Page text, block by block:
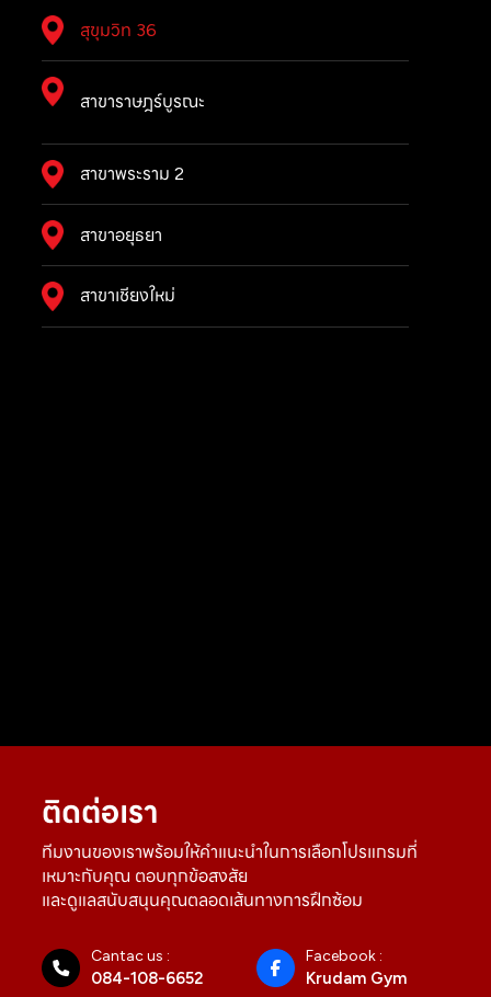
สุขุมวิท 36
สาขาราษฎร์บูรณะ
สาขาพระราม 2
สาขาอยุธยา
สาขาเชียงใหม่
ติดต่อเรา
ทีมงานของเราพร้อมให้คำแนะนำในการเลือกโปรแกรมที่
เหมาะกับคุณ ตอบทุกข้อสงสัย
และดูแลสนับสนุนคุณตลอดเส้นทางการฝึกซ้อม
Cantac us :
084-108-6652
Facebook :
Krudam Gym